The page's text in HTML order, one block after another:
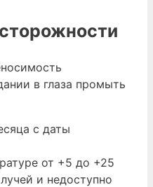
в глаза промыть
с даты
от +5 до +25
и недоступно